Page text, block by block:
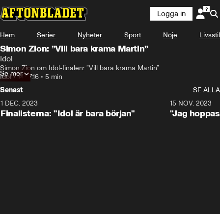
Logga in
Hem Serier Nyheter Sport Nöje Livsstil
Simon Zion: ”Vill bara krama Martin”
Idol
Simon Zion om Idol-finalen: ”Vill bara krama Martin”
Idol•14.07.16 • 5 min
Se mer
Senast
SE ALLA
1 DEC. 2023
Finalisterna: "Idol är bara början"
15 NOV. 2023
"Jag